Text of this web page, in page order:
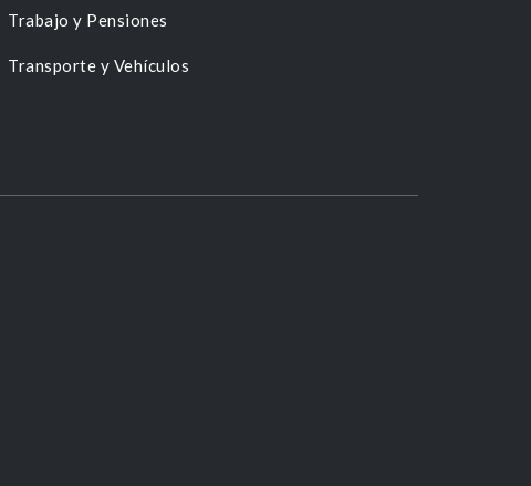
Trabajo y Pensiones
Transporte y Vehículos